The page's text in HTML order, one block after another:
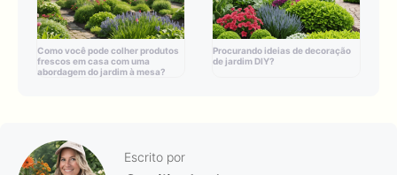
Como você pode colher produtos
frescos em casa com uma
abordagem do jardim à mesa?
Procurando ideias de decoração
de jardim DIY?
Escrito por